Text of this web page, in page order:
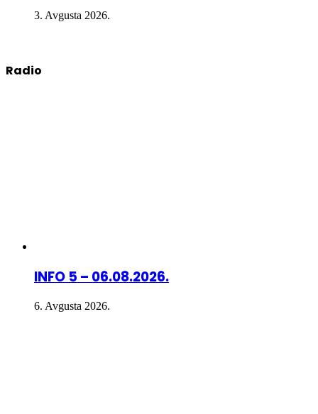
3. Avgusta 2026.
Radio
INFO 5 – 06.08.2026.
6. Avgusta 2026.